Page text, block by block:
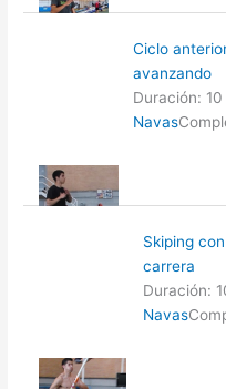
Ciclo
avanzando
Duración:
Navas
Skiping
carrera
Duración:
Navas